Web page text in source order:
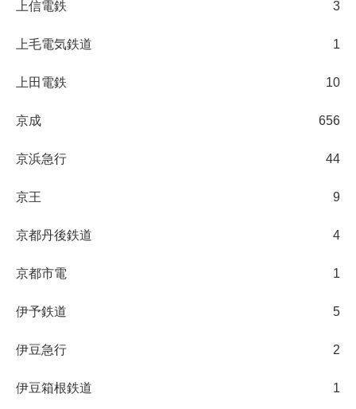
上信電鉄 3
上毛電気鉄道 1
上田電鉄 10
京成 656
京浜急行 44
京王 9
京都丹後鉄道 4
京都市電 1
伊予鉄道 5
伊豆急行 2
伊豆箱根鉄道 1